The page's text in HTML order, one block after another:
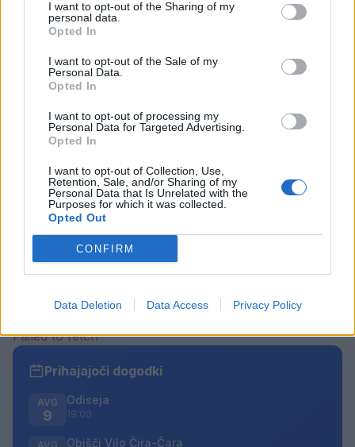
I want to opt-out of the Sharing of my
personal data.
Opted In
I want to opt-out of the Sale of my
Personal Data.
Opted In
I want to opt-out of processing my
Personal Data for Targeted Advertising.
Opted In
I want to opt-out of Collection, Use,
Retention, Sale, and/or Sharing of my
Personal Data that Is Unrelated with the
Purposes for which it was collected.
Opted Out
CONFIRM
Data Deletion Data Access Privacy Policy
8. avgust 2026
Torkove igrarije: Otroci bodo na
8. avgust 2026
Opozorilo:Po 297. členu Kazenskega zakonika je
posameznik kazensko odgovoren za javno spodbujanje
sovraštva, nasilja ali nestrpnosti. Komentarji z žaljivimi,
rasističnimi, diskriminatornimi ali nezakonitimi vsebinami
Failed to fetch
Prihajajoči dogodki
AVG
9
Odiseja
19:00
Obišči Vilo Čira-Čara